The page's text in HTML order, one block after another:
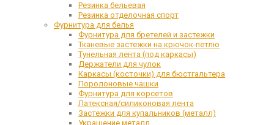
Резинка бельевая
Резинка отделочная спорт
Фурнитура для белья
Фурнитура для бретелей и застежки
Тканевые застежки на крючок-петлю
Тунельная лента (под каркасы)
Держатели для чулок
Каркасы (косточки) для бюстгальтера
Поролоновые чашки
Фурнитура для корсетов
Латексная/силиконовая лента
Застежки для купальников (металл)
Украшение металл